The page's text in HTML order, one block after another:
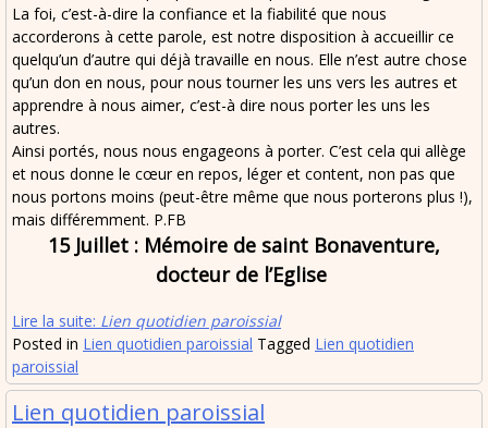
La foi, c’est-à-dire la confiance et la fiabilité que nous
accorderons à cette parole, est notre disposition à accueillir ce
quelqu’un d’autre qui déjà travaille en nous. Elle n’est autre chose
qu’un don en nous, pour nous tourner les uns vers les autres et
apprendre à nous aimer, c’est-à dire nous porter les uns les
autres.
Ainsi portés, nous nous engageons à porter. C’est cela qui allège
et nous donne le cœur en repos, léger et content, non pas que
nous portons moins (peut-être même que nous porterons plus !),
mais différemment. P.FB
15 Juillet : Mémoire de saint Bonaventure,
docteur de l’Eglise
Lire la suite: Lien quotidien paroissial
Posted in Lien quotidien paroissial Tagged Lien quotidien
paroissial
Lien quotidien paroissial